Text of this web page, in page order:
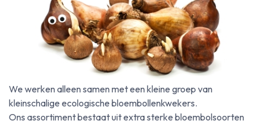
We werken alleen samen met een kleine groep van
kleinschalige ecologische bloembollenkwekers.
Ons assortiment bestaat uit extra sterke bloembolsoorten